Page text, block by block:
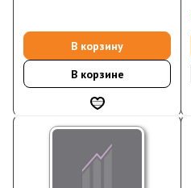
В корзину
В корзине